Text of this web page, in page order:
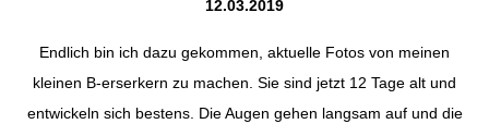
12.03.2019
Endlich bin ich dazu gekommen, aktuelle Fotos von meinen
kleinen B-erserkern zu machen. Sie sind jetzt 12 Tage alt und
entwickeln sich bestens. Die Augen gehen langsam auf und die